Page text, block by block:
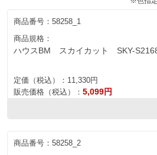
商品番号： 58258_1
商品規格：
ハウスBM スカイカット SKY-
定価（税込）： 11,330円
販売価格（税込）： 5,099円
商品番号： 58258_2